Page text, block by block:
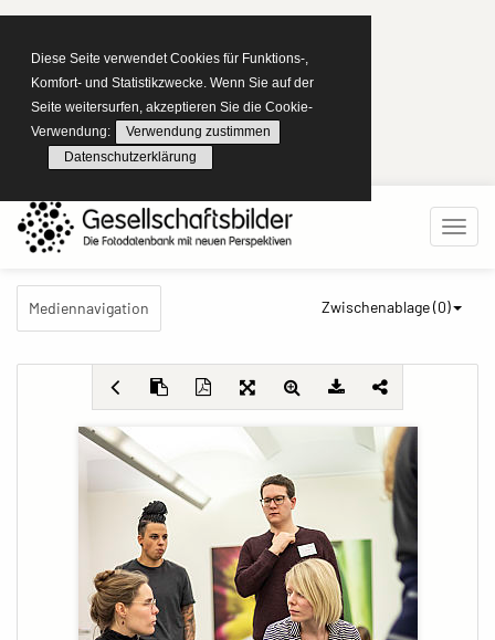
Diese Seite verwendet Cookies für Funktions-,
Komfort- und Statistikzwecke. Wenn Sie auf der
Seite weitersurfen, akzeptieren Sie die Cookie-
Verwendung:
Verwendung zustimmen
Datenschutzerklärung
Mediennavigation Zwischenablage (0)